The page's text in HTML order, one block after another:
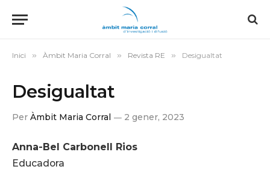
Inici » Àmbit Maria Corral » Revista RE » Desigualtat
Desigualtat
Per Àmbit Maria Corral 2 gener, 2023
Anna-Bel Carbonell Rios
Educadora